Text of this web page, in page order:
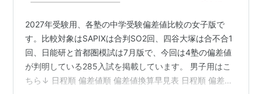
2027年受験用、各塾の中学受験偏差値比較の女子版で
す。比較対象はSAPIXは合判SO2回、四谷大塚は合不合1
回、日能研と首都圏模試は7月版で、今回は4塾の偏差値
が判明している285入試を掲載しています。 男子用はこ
ちら↓ 日程順 偏差値順 偏差値換算早見表 日程順 偏差値